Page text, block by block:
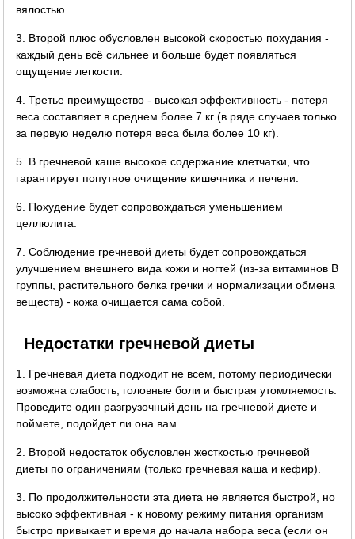
вялостью.
3. Второй плюс обусловлен высокой скоростью похудания -
каждый день всё сильнее и больше будет появляться
ощущение легкости.
4. Третье преимущество - высокая эффективность - потеря
веса составляет в среднем более 7 кг (в ряде случаев только
за первую неделю потеря веса была более 10 кг).
5. В гречневой каше высокое содержание клетчатки, что
гарантирует попутное очищение кишечника и печени.
6. Похудение будет сопровождаться уменьшением
целлюлита.
7. Соблюдение гречневой диеты будет сопровождаться
улучшением внешнего вида кожи и ногтей (из-за витаминов B
группы, растительного белка гречки и нормализации обмена
веществ) - кожа очищается сама собой.
Недостатки гречневой диеты
1. Гречневая диета подходит не всем, потому периодически
возможна слабость, головные боли и быстрая утомляемость.
Проведите один разгрузочный день на гречневой диете и
поймете, подойдет ли она вам.
2. Второй недостаток обусловлен жесткостью гречневой
диеты по ограничениям (только гречневая каша и кефир).
3. По продолжительности эта диета не является быстрой, но
высоко эффективная - к новому режиму питания организм
быстро привыкает и время до начала набора веса (если он